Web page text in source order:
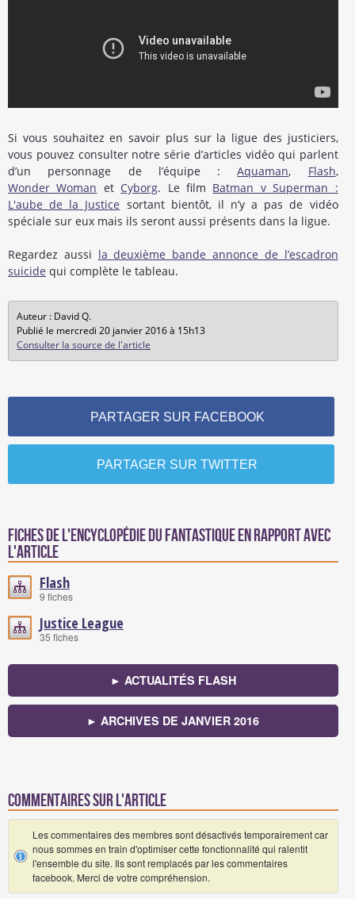
Si vous souhaitez en savoir plus sur la ligue des justiciers,
vous pouvez consulter notre série d’articles vidéo qui parlent
d’un personnage de l’équipe :Aquaman, Flash,
Wonder Woman et Cyborg. Le film Batman v Superman :
L'aube de la Justice sortant bientôt, il n’y a pas de vidéo
spéciale sur eux mais ils seront aussi présents dans la ligue.
Regardez aussi la deuxième bande annonce de l’escadron
suicide qui complète le tableau.
Auteur : David Q.
Publié le mercredi 20 janvier 2016 à 15h13
Consulter la source de l'article
PARTAGER SUR FACEBOOK
PARTAGER SUR TWITTER
Fiches de l'encyclopédie du fantastique en rapport avec
l'article
Flash
9 fiches
Justice League
35 fiches
► ACTUALITÉS FLASH
► ARCHIVES DE JANVIER 2016
Commentaires sur l'article
Les commentaires des membres sont désactivés temporairement car
nous sommes en train d'optimiser cette fonctionnalité qui ralentit
l'ensemble du site. Ils sont remplacés par les commentaires
facebook. Merci de votre compréhension.